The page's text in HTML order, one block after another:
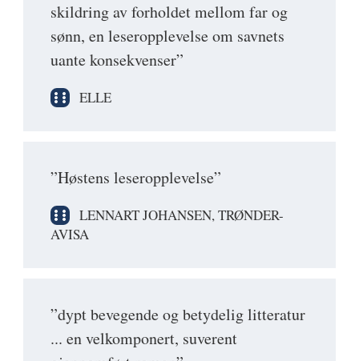
skildring av forholdet mellom far og
sønn, en leseropplevelse om savnets
uante konsekvenser”
ELLE
”Høstens leseropplevelse”
LENNART JOHANSEN, TRØNDER-
AVISA
”dypt bevegende og betydelig litteratur
... en velkomponert, suverent